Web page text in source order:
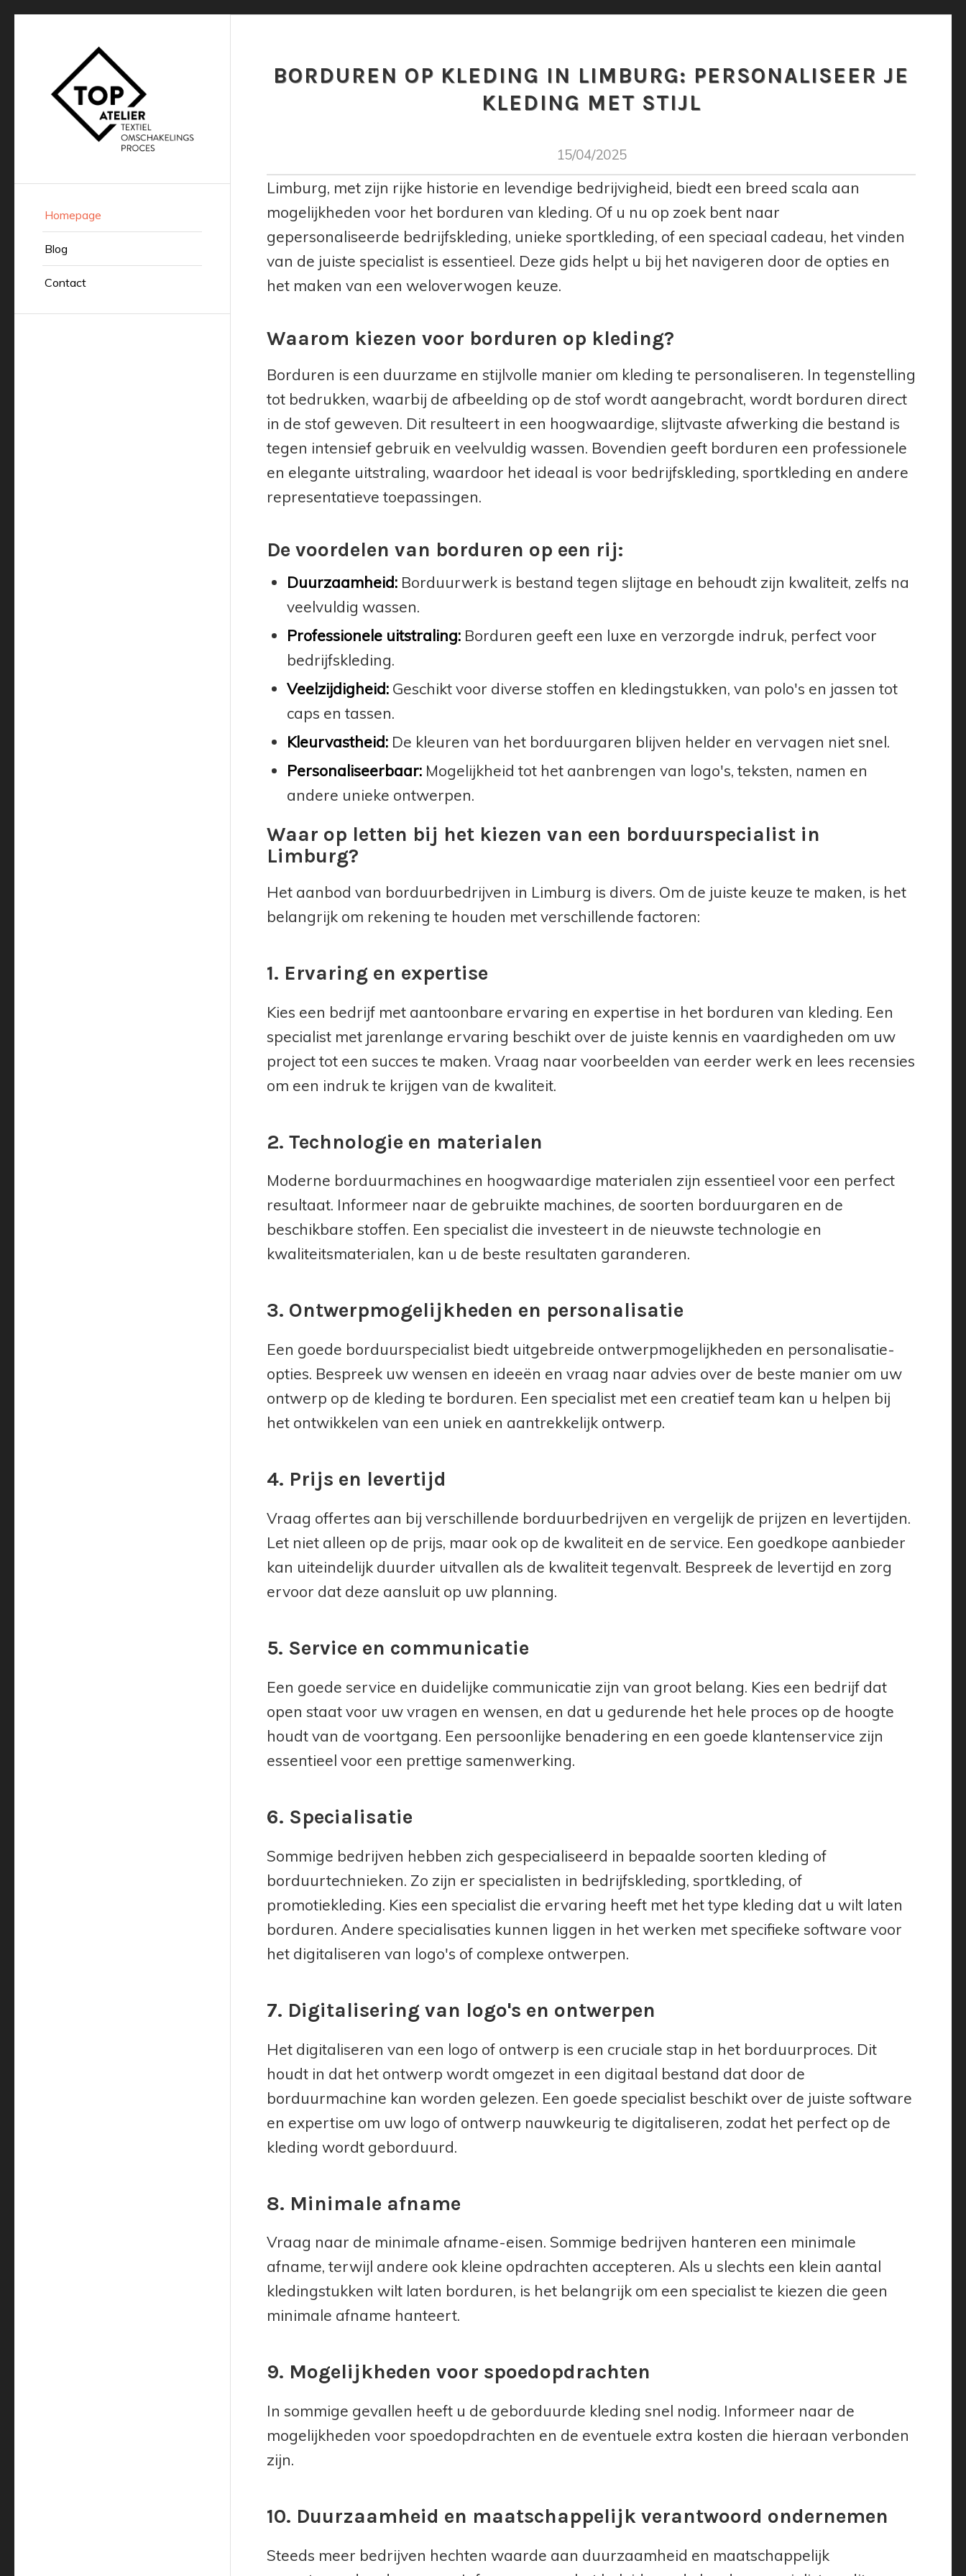
Homepage
Blog
Contact
BORDUREN OP KLEDING IN LIMBURG: PERSONALISEER JE
KLEDING MET STIJL
15/04/2025
Limburg, met zijn rijke historie en levendige bedrijvigheid, biedt een breed scala aan
mogelijkheden voor het borduren van kleding. Of u nu op zoek bent naar
gepersonaliseerde bedrijfskleding, unieke sportkleding, of een speciaal cadeau, het vinden
van de juiste specialist is essentieel. Deze gids helpt u bij het navigeren door de opties en
het maken van een weloverwogen keuze.
Waarom kiezen voor borduren op kleding?
Borduren is een duurzame en stijlvolle manier om kleding te personaliseren. In tegenstelling
tot bedrukken, waarbij de afbeelding op de stof wordt aangebracht, wordt borduren direct
in de stof geweven. Dit resulteert in een hoogwaardige, slijtvaste afwerking die bestand is
tegen intensief gebruik en veelvuldig wassen. Bovendien geeft borduren een professionele
en elegante uitstraling, waardoor het ideaal is voor bedrijfskleding, sportkleding en andere
representatieve toepassingen.
De voordelen van borduren op een rij:
Duurzaamheid: Borduurwerk is bestand tegen slijtage en behoudt zijn kwaliteit, zelfs na
veelvuldig wassen.
Professionele uitstraling: Borduren geeft een luxe en verzorgde indruk, perfect voor
bedrijfskleding.
Veelzijdigheid: Geschikt voor diverse stoffen en kledingstukken, van polo's en jassen tot
caps en tassen.
Kleurvastheid: De kleuren van het borduurgaren blijven helder en vervagen niet snel.
Personaliseerbaar: Mogelijkheid tot het aanbrengen van logo's, teksten, namen en
andere unieke ontwerpen.
Waar op letten bij het kiezen van een borduurspecialist in
Limburg?
Het aanbod van borduurbedrijven in Limburg is divers. Om de juiste keuze te maken, is het
belangrijk om rekening te houden met verschillende factoren:
1. Ervaring en expertise
Kies een bedrijf met aantoonbare ervaring en expertise in het borduren van kleding. Een
specialist met jarenlange ervaring beschikt over de juiste kennis en vaardigheden om uw
project tot een succes te maken. Vraag naar voorbeelden van eerder werk en lees recensies
om een indruk te krijgen van de kwaliteit.
2. Technologie en materialen
Moderne borduurmachines en hoogwaardige materialen zijn essentieel voor een perfect
resultaat. Informeer naar de gebruikte machines, de soorten borduurgaren en de
beschikbare stoffen. Een specialist die investeert in de nieuwste technologie en
kwaliteitsmaterialen, kan u de beste resultaten garanderen.
3. Ontwerpmogelijkheden en personalisatie
Een goede borduurspecialist biedt uitgebreide ontwerpmogelijkheden en personalisatie-
opties. Bespreek uw wensen en ideeën en vraag naar advies over de beste manier om uw
ontwerp op de kleding te borduren. Een specialist met een creatief team kan u helpen bij
het ontwikkelen van een uniek en aantrekkelijk ontwerp.
4. Prijs en levertijd
Vraag offertes aan bij verschillende borduurbedrijven en vergelijk de prijzen en levertijden.
Let niet alleen op de prijs, maar ook op de kwaliteit en de service. Een goedkope aanbieder
kan uiteindelijk duurder uitvallen als de kwaliteit tegenvalt. Bespreek de levertijd en zorg
ervoor dat deze aansluit op uw planning.
5. Service en communicatie
Een goede service en duidelijke communicatie zijn van groot belang. Kies een bedrijf dat
open staat voor uw vragen en wensen, en dat u gedurende het hele proces op de hoogte
houdt van de voortgang. Een persoonlijke benadering en een goede klantenservice zijn
essentieel voor een prettige samenwerking.
6. Specialisatie
Sommige bedrijven hebben zich gespecialiseerd in bepaalde soorten kleding of
borduurtechnieken. Zo zijn er specialisten in bedrijfskleding, sportkleding, of
promotiekleding. Kies een specialist die ervaring heeft met het type kleding dat u wilt laten
borduren. Andere specialisaties kunnen liggen in het werken met specifieke software voor
het digitaliseren van logo's of complexe ontwerpen.
7. Digitalisering van logo's en ontwerpen
Het digitaliseren van een logo of ontwerp is een cruciale stap in het borduurproces. Dit
houdt in dat het ontwerp wordt omgezet in een digitaal bestand dat door de
borduurmachine kan worden gelezen. Een goede specialist beschikt over de juiste software
en expertise om uw logo of ontwerp nauwkeurig te digitaliseren, zodat het perfect op de
kleding wordt geborduurd.
8. Minimale afname
Vraag naar de minimale afname-eisen. Sommige bedrijven hanteren een minimale
afname, terwijl andere ook kleine opdrachten accepteren. Als u slechts een klein aantal
kledingstukken wilt laten borduren, is het belangrijk om een specialist te kiezen die geen
minimale afname hanteert.
9. Mogelijkheden voor spoedopdrachten
In sommige gevallen heeft u de geborduurde kleding snel nodig. Informeer naar de
mogelijkheden voor spoedopdrachten en de eventuele extra kosten die hieraan verbonden
zijn.
10. Duurzaamheid en maatschappelijk verantwoord ondernemen
Steeds meer bedrijven hechten waarde aan duurzaamheid en maatschappelijk